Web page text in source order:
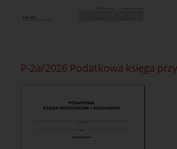
P-2a/2026 Podatkowa księga